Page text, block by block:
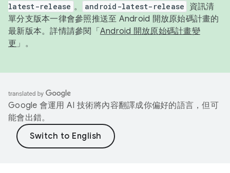
latest-release 。 android-latest-release
資訊清
單分支版本一律會參照推送至 Android 開放原始碼計畫的
最新版本。詳情請參閱「 Android 開放原始碼計畫變
更 」。
Google 會運用 AI 技術將內容翻譯成你偏好的語言，但可
能會出錯。